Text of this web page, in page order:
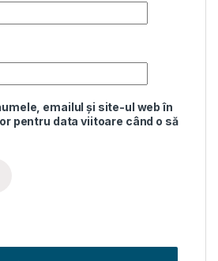
emailul și site-ul web în
pentru data viitoare când o să